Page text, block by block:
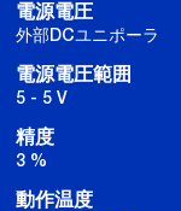
電源電圧
外部DCユニポーラ
電源電圧範囲
5 - 5 V
精度
3 %
動作温度